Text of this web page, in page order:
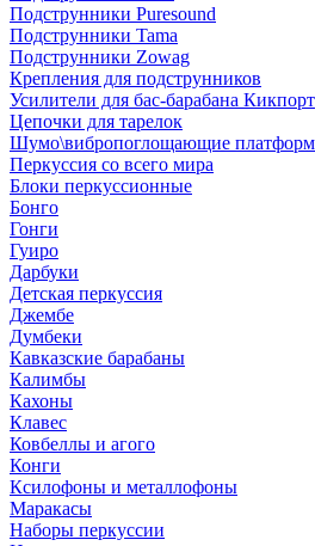
Подструнники Puresound
Подструнники Tama
Подструнники Zowag
Крепления для подструнников
Усилители для бас-барабана Кикпорт
Цепочки для тарелок
Шумо\вибропоглощающие
Перкуссия со всего мира
Блоки перкуссионные
Бонго
Гонги
Гуиро
Дарбуки
Детская перкуссия
Джембе
Думбеки
Кавказские барабаны
Калимбы
Кахоны
Клавес
Ковбеллы и агого
Конги
Ксилофоны и металлофоны
Маракасы
Наборы перкуссии